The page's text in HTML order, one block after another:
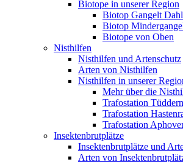
Biotope in unserer Region
Biotop Gangelt
Biotop
Biotope von Oben
Nisthilfen
Nisthilfen und Artenschutz
Arten von Nisthilfen
Nisthilfen in unserer
Mehr über die
Trafostation
Trafostation
Trafostation
Insektenbrutplätze
Insektenbrutplätze und
Arten von